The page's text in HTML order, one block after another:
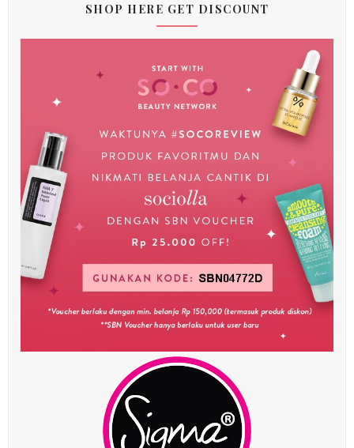
SHOP HERE GET DISCOUNT